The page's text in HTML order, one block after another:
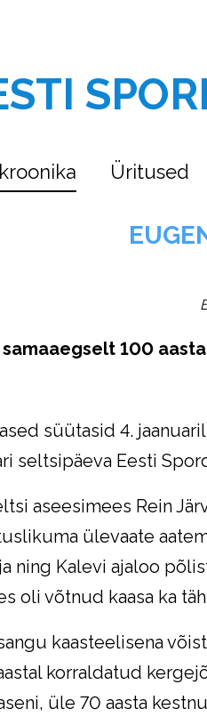
Üritused
100
süütasid 4.
seltsipäeva Eesti
aseesimees Rein
ülevaate
ning Kalevi ajaloo
oli võtnud kaasa ka
kaasteelisena
korraldatud
üle 70 aasta